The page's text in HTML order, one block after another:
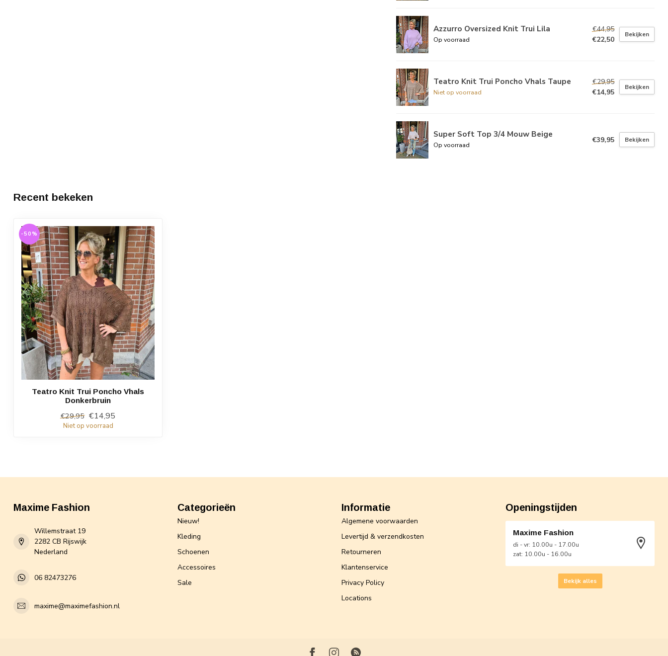
Azzurro Oversized Knit Trui Lila
Op voorraad
€44,95
€22,50
Bekijken
Teatro Knit Trui Poncho Vhals Taupe
Niet op voorraad
€29,95
€14,95
Bekijken
Super Soft Top 3/4 Mouw Beige
Op voorraad
€39,95 Bekijken
Recent bekeken
-50%
Teatro Knit Trui Poncho Vhals
Donkerbruin
€29,95 €14,95
Niet op voorraad
Maxime Fashion
Willemstraat 19
2282 CB Rijswijk
Nederland
06 82473276
maxime@maximefashion.nl
Categorieën
Nieuw!
Kleding
Schoenen
Accessoires
Sale
Informatie
Algemene voorwaarden
Levertijd & verzendkosten
Retourneren
Klantenservice
Privacy Policy
Locations
Openingstijden
Maxime Fashion
di - vr: 10.00u - 17.00u
zat: 10.00u - 16.00u
Bekijk alles